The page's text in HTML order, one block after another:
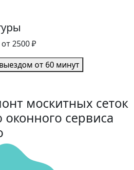
2500 ₽
от 60 минут
москитных сеток
оконного сервиса